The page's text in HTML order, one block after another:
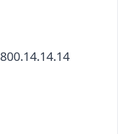
800.14.14.14